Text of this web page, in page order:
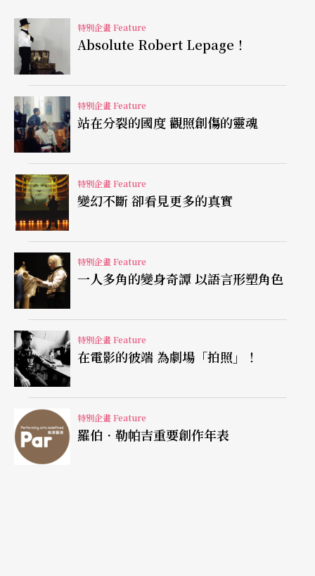
國詩人考克多（Jean Cocteau）和爵士樂手邁爾
士．戴維斯（Mile Davies）為主題《針頭和鴉片》
eedles and Opium
L. Wright）和《第四道》大師葛吉夫（George Gurd
jieff）的《奇蹟幾何學》Geometry of Miracle
8），到最近的《安徒生計畫》（2005），各個領
域藝術大師的生平經歷，都是他涉略的題材，甚至
親自上台扮演。這會不會也是他的一個參照系統，
另一種認清自己的鏡子？我想時間會證明一切。
「世界博覽會」的創作銘記
我認為「世界博覽會」最能說明勒帕吉作品的特
色，所以我又稱他是世界博覽會主義（Expois
m）。世界博覽會在他作品中不但佔據一個重要位
置（如《太田川的七條支流》、《無能無不能》和
《安徒生計畫》），世界博覽會的體驗，像各種語
言同時出現、古今文化並呈、最新科技、炫目景
觀、地球村體驗、參觀時間長等，其實都很接近勒
特別企畫 Feature
Absolute Robert Lepage！
特別企畫 Feature
站在分裂的國度 觀照創傷的靈魂
特別企畫 Feature
變幻不斷 卻看見更多的真實
特別企畫 Feature
一人多角的變身奇譚 以語言形塑角色
特別企畫 Feature
在電影的彼端 為劇場「拍照」！
特別企畫 Feature
羅伯．勒帕吉重要創作年表